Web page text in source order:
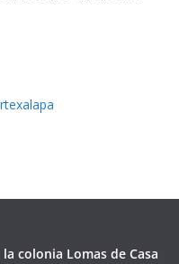
colonia Lomas de Casa